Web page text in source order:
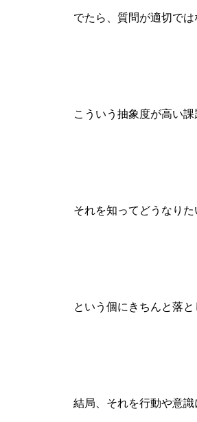
でたら、質問が適切で
こういう抽象度が高い
それを知ってどうなり
という個にきちんと落と
結局、それを行動や意